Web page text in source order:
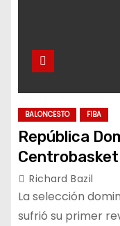
BALONCESTO FIBA
República
Richard Bazil
La selección
sufrió su primer